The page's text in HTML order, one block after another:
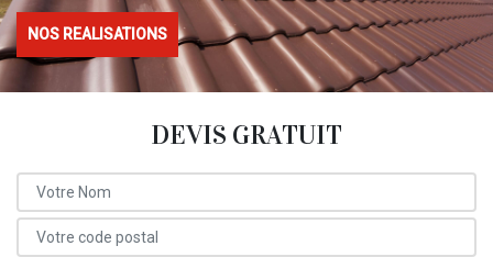
NOS REALISATIONS
DEVIS GRATUIT